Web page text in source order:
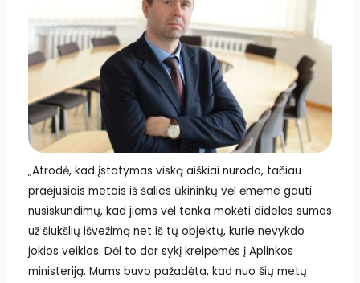
„Atrodė, kad įstatymas viską aiškiai nurodo, tačiau
praėjusiais metais iš šalies ūkininkų vėl ėmėme gauti
nusiskundimų, kad jiems vėl tenka mokėti dideles sumas
už šiukšlių išvežimą net iš tų objektų, kurie nevykdo
jokios veiklos. Dėl to dar sykį kreipėmės į Aplinkos
ministeriją. Mums buvo pažadėta, kad nuo šių metų